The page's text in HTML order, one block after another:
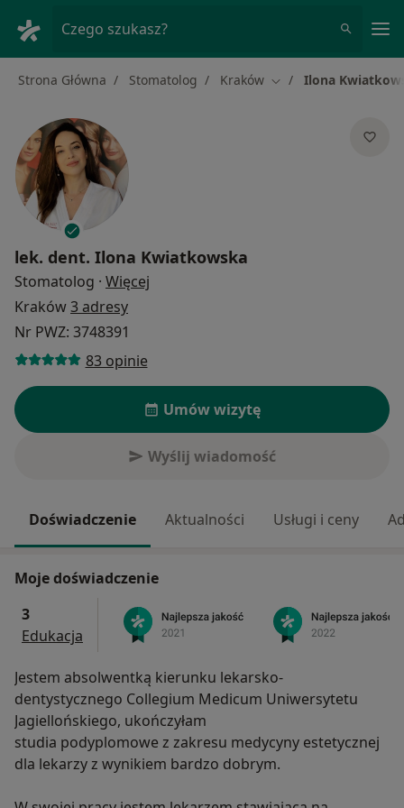
Czego szukasz?
Strona Główna Stomatolog Kraków Zmień miasto
Ilona
lek. dent. Ilona Kwiatkowska
Stomatolog · Więcej
Kraków3 adresy
Nr PWZ: 3748391
83 opinie
Umów wizytę
Wyślij wiadomość
Doświadczenie Aktualności Usługi i ceny
Moje doświadczenie
3
Edukacja
Jestem absolwentką kierunku lekarsko-
dentystycznego Collegium Medicum Uniwersytetu
Jagiellońskiego, ukończyłam
studia podyplomowe z zakresu medycyny estetycznej
dla lekarzy z wynikiem bardzo dobrym.